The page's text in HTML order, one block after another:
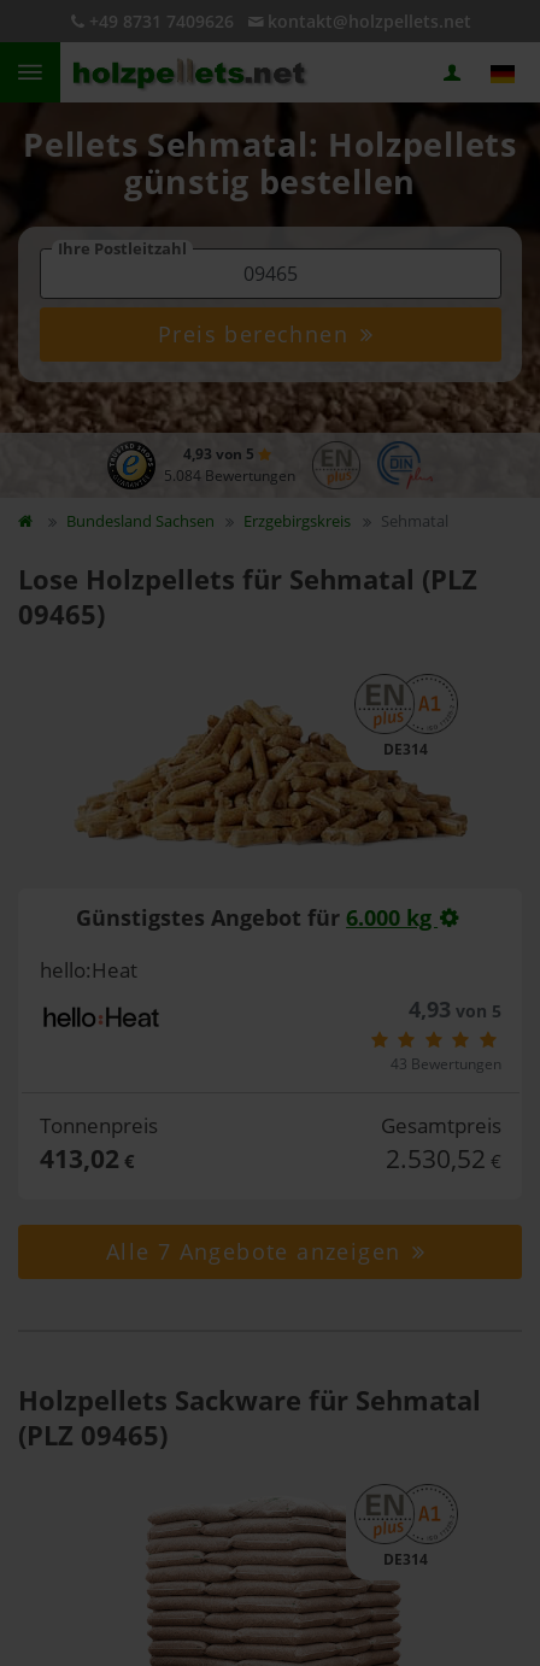
+49 8731 7409626 kontakt@holzpellets.net
Pellets Sehmatal: Holzpellets
günstig bestellen
Ihre Postleitzahl
Preis berechnen
4,93 von 5
5.084 Bewertungen
Bundesland Sachsen Erzgebirgskreis Sehmatal
Lose Holzpellets für Sehmatal (PLZ
09465)
DE314
Günstigstes Angebot für 6.000 kg
hello:Heat
4,93 von 5
43 Bewertungen
Tonnenpreis
413,02 €
Gesamtpreis
2.530,52 €
Alle 7 Angebote anzeigen
Holzpellets Sackware für Sehmatal
(PLZ 09465)
DE314